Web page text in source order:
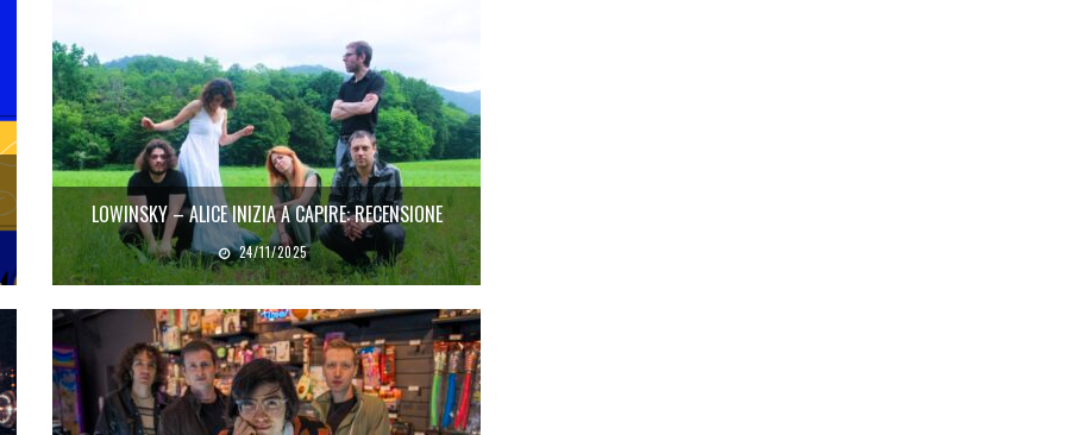
LOWINSKY – ALICE INIZIA A CAPIRE: RECENSIONE
24/11/2025